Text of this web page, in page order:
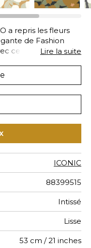
a repris les fleurs
de Fashion
cette impression
salon ou d’une
Lire la suite
ICONIC
88399515
Intissé
Lisse
53 cm / 21 inches